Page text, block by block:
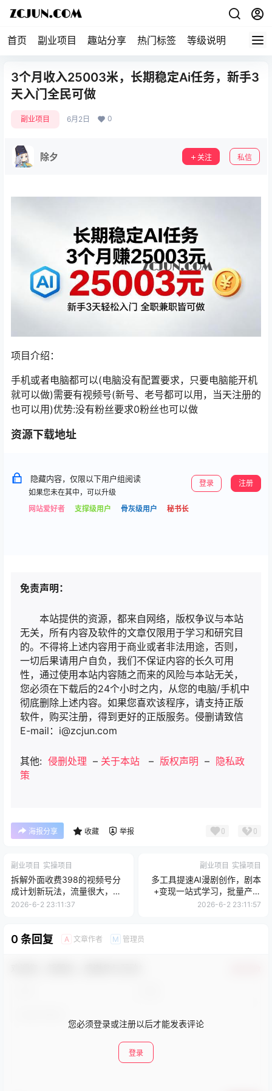
首页 副业项目 趣站分享 热门标签 等级说明 关于本
3个月收入25003米，长期稳定Ai任务，新手3
天入门全民可做
副业项目 6月2日 0
除夕 关注 私信
项目介绍：
手机或者电脑都可以(电脑没有配置要求，只要电脑能开机
就可以做)需要有视频号(新号、老号都可以用，当天注册的
也可以用)优势:没有粉丝要求0粉丝也可以做
资源下载地址
隐藏内容，仅限以下用户组阅读
如果您未在其中，可以升级
网站爱好者
支撑级用户 骨灰级用户 秘书长
登录 注册
免责声明：
本站提供的资源，都来自网络，版权争议与本站
无关，所有内容及软件的文章仅限用于学习和研究目
的。不得将上述内容用于商业或者非法用途，否则，
一切后果请用户自负，我们不保证内容的长久可用
性，通过使用本站内容随之而来的风险与本站无关，
您必须在下载后的24个小时之内，从您的电脑/手机中
彻底删除上述内容。如果您喜欢该程序，请支持正版
软件，购买注册，得到更好的正版服务。侵删请致信
E-mail：i@zcjun.com
其他: 侵删处理 – 关于本站 – 版权声明 – 隐私政
策
海报分享 收藏 举报 0 0
副业项目 实操项目
拆解外面收费398的视频号分
成计划新玩法，流量很大，每
天2张左右收益
2026-6-2 23:11:37
副业项目 实操项目
多工具提速AI漫剧创作，剧本
+变现一站式学习，批量产出
爆款漫剧
2026-6-2 23:11:57
0 条回复 A 文章作者 M 管理员
您必须登录或注册以后才能发表评论
登录